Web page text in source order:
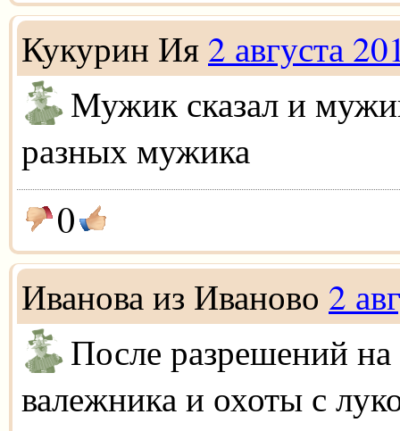
Кукурин Ия 2 августа
Мужик сказал и
разных мужика
0
Иванова из Иваново 2
После разрешений на
валежника и охоты с